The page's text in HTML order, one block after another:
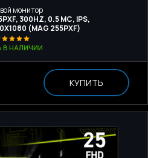
монитор
300HZ, 0.5 МС, IPS,
(MAG 255PXF)
В НАЛИЧИИ
КУПИТЬ